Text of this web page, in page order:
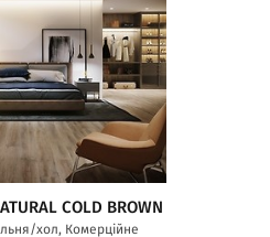
COLD BROWN
хол, Комерційне